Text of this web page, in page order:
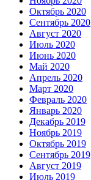
Октябрь 2020
Сентябрь 2020
Август 2020
Июль 2020
Июнь 2020
Май 2020
Апрель 2020
Март 2020
Февраль 2020
Январь 2020
Декабрь 2019
Ноябрь 2019
Октябрь 2019
Сентябрь 2019
Август 2019
Июль 2019